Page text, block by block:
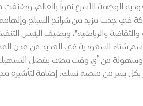
في جذب مزيد من شرائح السياح وإلهامهم
والثقافية والرياضية"، ويضيف الرئيس
من أي وقت مضى بفضل التسهيلات
بكل يسر من منصة نسك، إضافة لتأشيرة